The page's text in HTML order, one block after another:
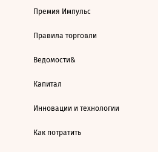
Премия Импульс
Правила торговли
Ведомости&
Капитал
Инновации и технологии
Как потратить